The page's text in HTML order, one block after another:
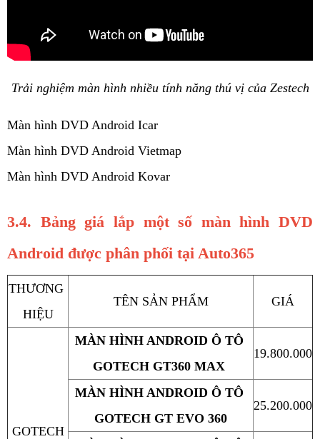
Trải nghiệm màn hình nhiều tính năng thú vị của Zestech
Màn hình DVD Android Icar
Màn hình DVD Android Vietmap
Màn hình DVD Android Kovar
3.4. Bảng giá lắp một số màn hình DVD
Android được phân phối tại Auto365
THƯƠNG
HIỆU
TÊN SẢN PHẨM GIÁ
GOTECH
MÀN HÌNH ANDROID Ô TÔ
GOTECH GT360 MAX
19.800.000
MÀN HÌNH ANDROID Ô TÔ
GOTECH GT EVO 360
25.200.000